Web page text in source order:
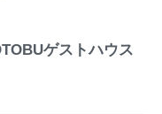
ゲストハウス